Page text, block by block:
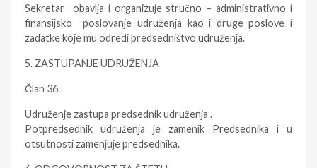
Sekretar obavlja i organizuje stručno – administrativno i
finansijsko poslovanje udruženja kao i druge poslove i
zadatke koje mu odredi predsedništvo udruženja.
5. ZASTUPANJE UDRUŽENJA
Član 36.
Udruženje zastupa predsednik udruženja .
Potpredsednik udruženja je zamenik Predsednika i u
otsutnosti zamenjuje predsednika.